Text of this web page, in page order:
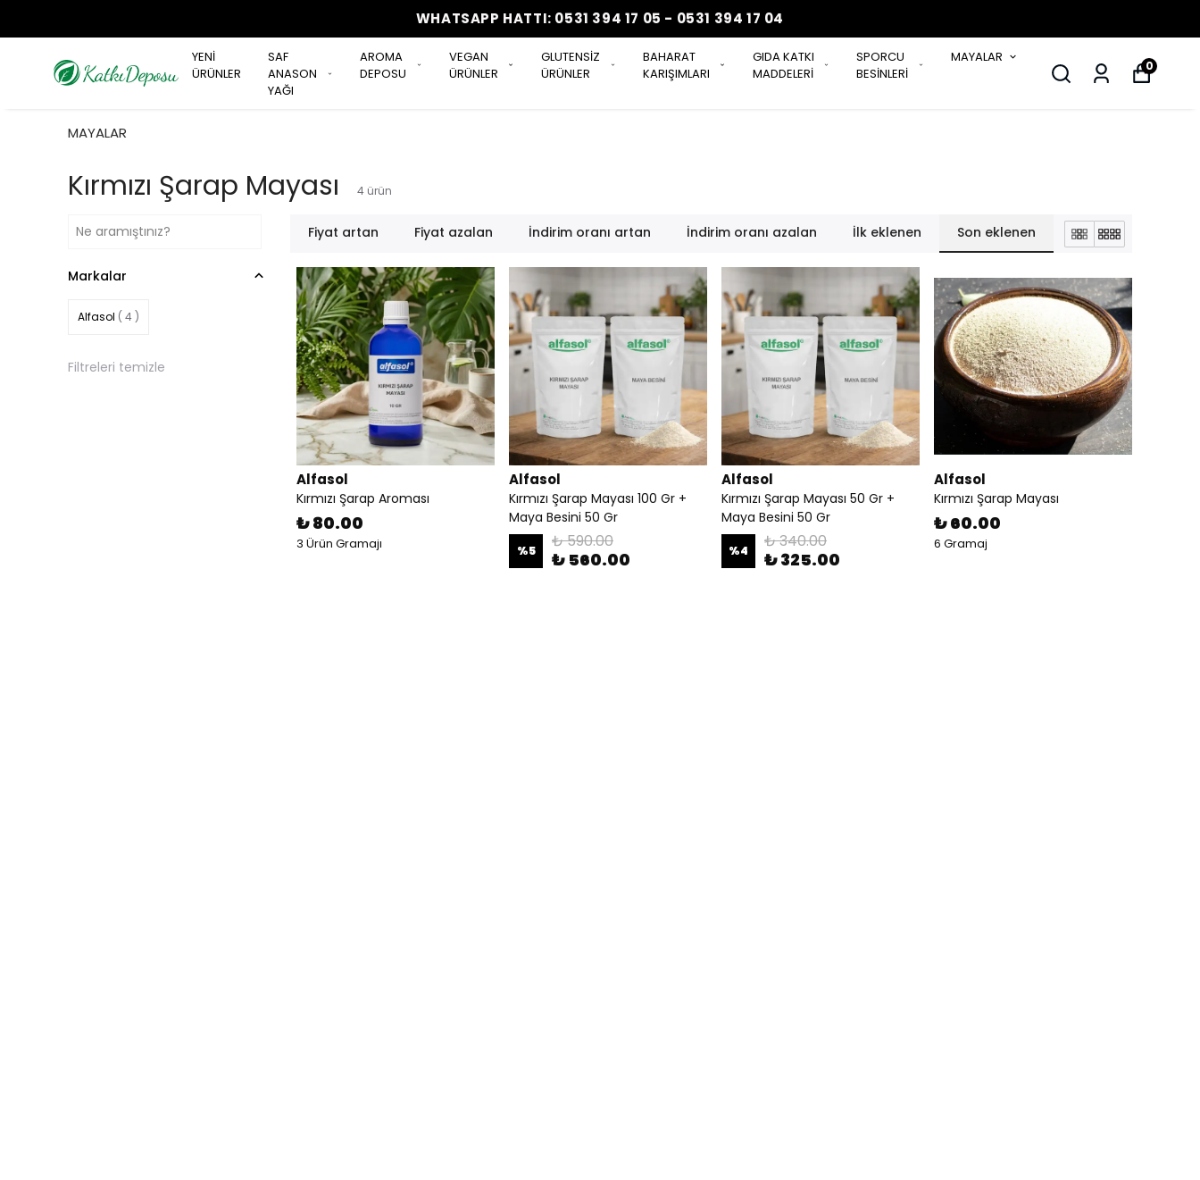
WHATSAPP HATTI: 0531 394 17 05 - 0531 394 17 04
YENİ
ÜRÜNLER
SAF
ANASON
YAĞI
AROMA
DEPOSU
VEGAN
ÜRÜNLER
GLUTENSİZ
ÜRÜNLER
BAHARAT
KARIŞIMLARI
GIDA KATKI
MADDELERİ
SPORCU
BESİNLERİ
MAYALAR
0
MAYALAR
Kırmızı Şarap Mayası 4 ürün
Fiyat artan Fiyat azalan İndirim oranı artan İndirim oranı azalan İlk eklenen Son eklenen
Markalar
Alfasol ( 4 )
Filtreleri temizle
Alfasol
Kırmızı Şarap Aroması
₺ 80.00
3 Ürün Gramajı
Alfasol
Kırmızı Şarap Mayası 100 Gr +
Maya Besini 50 Gr
%5 ₺ 590.00
₺ 560.00
Alfasol
Kırmızı Şarap Mayası 50 Gr +
Maya Besini 50 Gr
%4 ₺ 340.00
₺ 325.00
Alfasol
Kırmızı Şarap Mayası
₺ 60.00
6 Gramaj